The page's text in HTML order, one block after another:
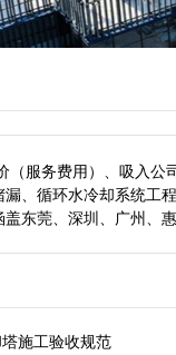
服务费用）、吸入
、循环水冷却系统
东莞、深圳、广州、
施工验收规范